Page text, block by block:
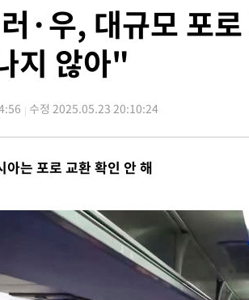
·우, 대규모 포
지 않아"
수정 2025.05.23 20:10:24
아는 포로 교환 확인 안 해